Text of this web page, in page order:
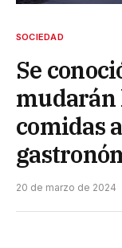
SOCIEDAD
Se
mudarán
comidas
20 de marzo de 2024